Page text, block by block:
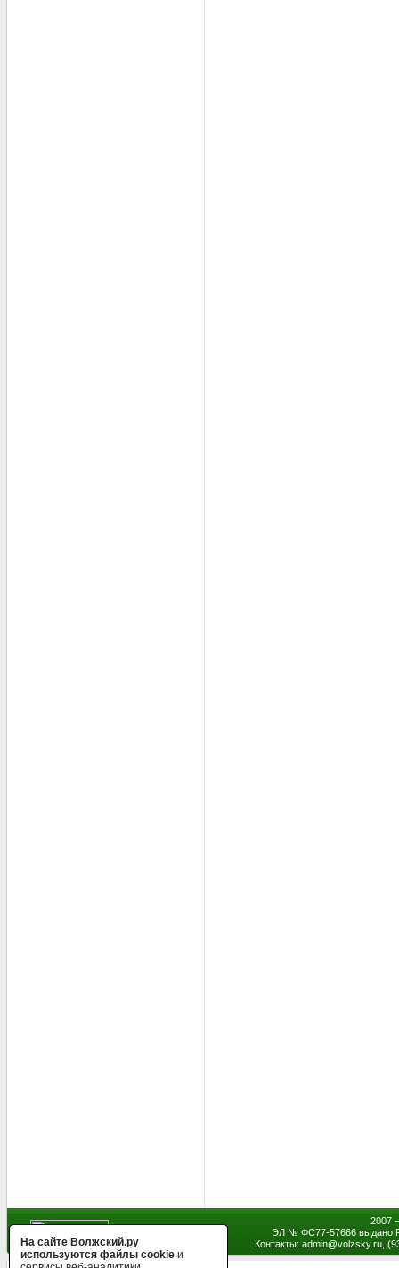
2007
ЭЛ № ФС77-57666 выдано
Контакты: admin@volzsky.ru,
На сайте Волжский.ру
используются файлы cookie и